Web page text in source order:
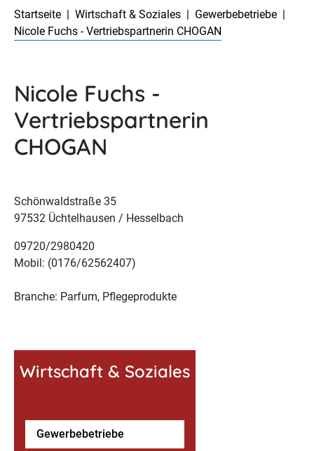
Startseite
Wirtschaft & Soziales
Gewerbebetriebe
Nicole Fuchs - Vertriebspartnerin CHOGAN
Nicole Fuchs -
Vertriebspartnerin
CHOGAN
Schönwaldstraße 35
97532 Üchtelhausen / Hesselbach
09720/2980420
Mobil: (0176/62562407)
Branche: Parfum, Pflegeprodukte
Wirtschaft & Soziales
Gewerbebetriebe